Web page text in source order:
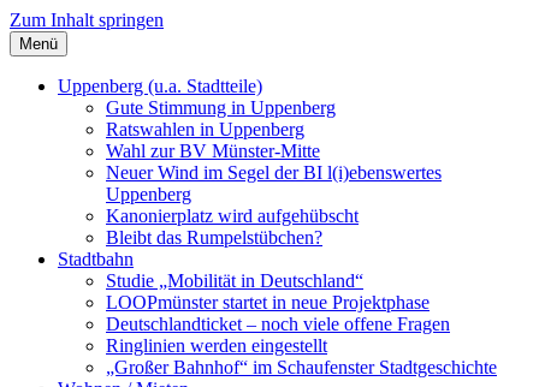
Zum Inhalt springen
Szybalski.de
Infos über und von Werner Szybalski (Münster)
Menü
Uppenberg (u.a. Stadtteile)
Gute Stimmung in Uppenberg
Ratswahlen in Uppenberg
Wahl zur BV Münster-Mitte
Neuer Wind im Segel der BI l(i)ebenswertes
Uppenberg
Kanonierplatz wird aufgehübscht
Bleibt das Rumpelstübchen?
Stadtbahn
Studie „Mobilität in Deutschland“
LOOPmünster startet in neue Projektphase
Deutschlandticket – noch viele offene Fragen
Ringlinien werden eingestellt
„Großer Bahnhof“ im Schaufenster Stadtgeschichte